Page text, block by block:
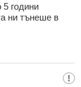
5 години
ни тънеше в